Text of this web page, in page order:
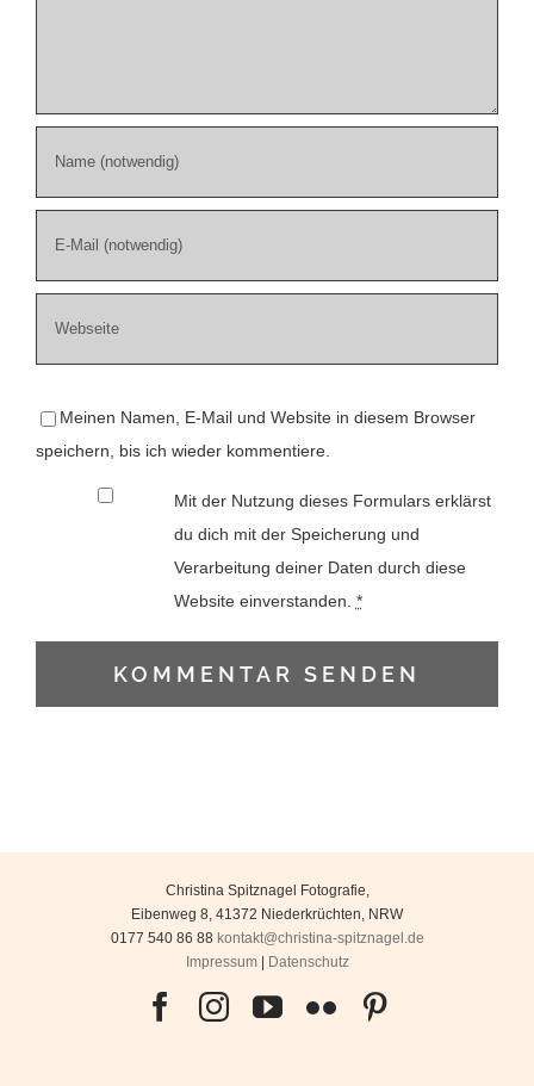
Meinen Namen, E-Mail und Website in diesem Browser
speichern, bis ich wieder kommentiere.
Mit der Nutzung dieses Formulars erklärst
du dich mit der Speicherung und
Verarbeitung deiner Daten durch diese
Website einverstanden. *
Christina Spitznagel Fotografie
Eibenweg 8 41372 Niederkrüchten NRW
0177 540 86 88 kontakt@christina-spitznagel.de
Impressum| Datenschutz
Facebook
InstagramYouTube
Flickr